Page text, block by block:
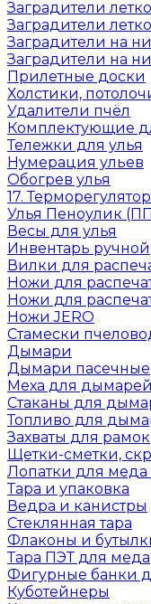
Заградители
Заградители
Заградители на
Заградители на
Прилетные доски
Холстики,
Удалители пчёл
Комплектующие
Тележки для улья
Нумерация ульев
Обогрев улья
17.
Улья Пеноулик
Весы для улья
Инвентарь ручной
Вилки для
Ножи для
Ножи для
Ножи JERO
Стамески
Дымари
Дымари пасечные
Меха для дымарей
Стаканы для
Топливо для
Захваты для рамок
Щетки-сметки,
Лопатки для меда
Тара и упаковка
Ведра и канистры
Стеклянная тара
Флаконы и
Тара ПЭТ для меда
Фигурные банки
Куботейнеры